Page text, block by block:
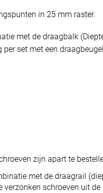
in 25 mm raster.
met de draagbalk
per set met een
zijn apart te
met de draagrail
verzonken schroeven uit